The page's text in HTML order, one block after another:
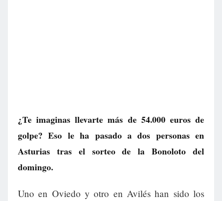
¿Te imaginas llevarte más de 54.000 euros de
golpe? Eso le ha pasado a dos personas en
Asturias tras el sorteo de la Bonoloto del
domingo.
Uno en Oviedo y otro en Avilés han sido los